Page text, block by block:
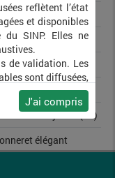
d'Europe
hérisson
verte et jaune (La)
élégant
mélanocéphale
reflètent l’état
et disponibles
SINP. Elles ne
de validation. Les
sont diffusées,
n'est pas
J'ai compris